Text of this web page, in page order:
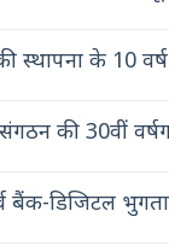
स्थापना के 10 वर्ष
की 30वीं
बैंक-डिजिटल